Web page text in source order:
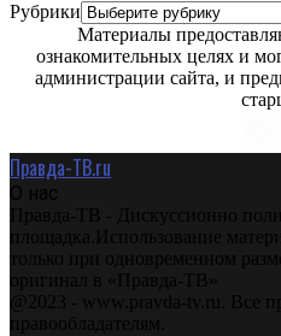
Рубрики
Материалы
ознакомительных целях и
администрации сайта, и
Правда-ТВ.ru
О нас
Правда-ТВ - Дискуссионно
площадка.Использование
только при одновременном
оригинал в «Правда-ТВ»
@2023 - www.pravda-tv.ru. Все
правообладателям.